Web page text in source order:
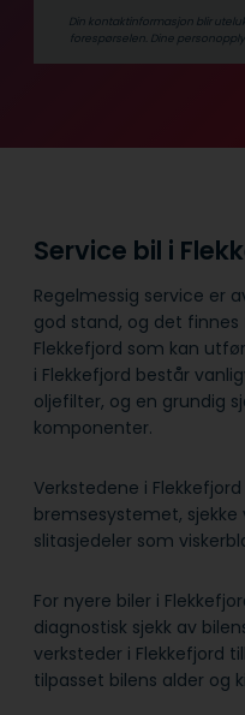
Din kontaktinformasjon blir
forespørselen. Dine
Service bil i
Regelmessig service er
god stand, og det
Flekkefjord som kan
i Flekkefjord består
oljefilter, og en grundig
komponenter.
Verkstedene i
bremsesystemet,
slitasjedeler som
For nyere biler i
diagnostisk sjekk av
verksteder i Flekkefjord
tilpasset bilens alder og